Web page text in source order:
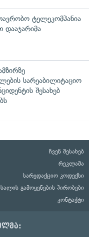
ტელეკომპანია
სარეაბილიტაციო
შესახებ
ჩვენ შესახებ
რეკლამა
სარედაქციო კოდექსი
გამოყენების პირობები
კონტაქტი